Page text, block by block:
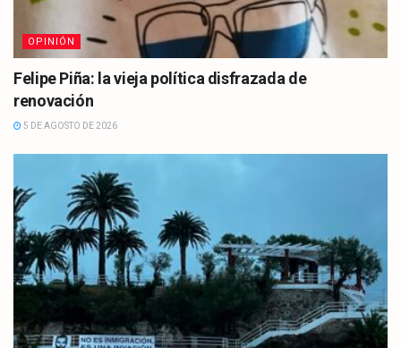
OPINIÓN
Felipe Piña: la vieja política disfrazada de
renovación
5 DE AGOSTO DE 2026